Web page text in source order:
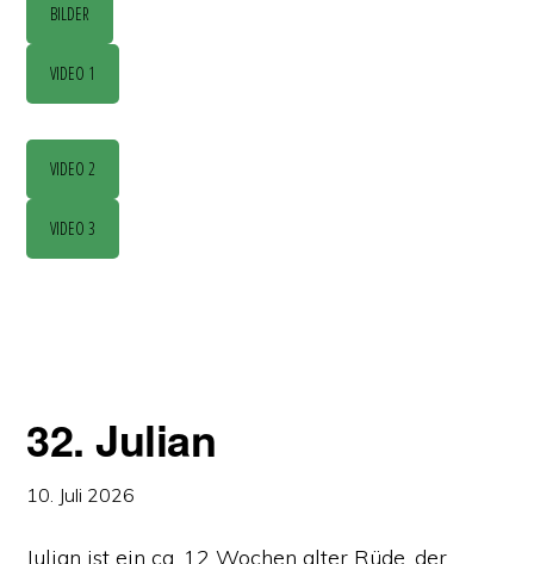
BILDER
VIDEO 1
VIDEO 2
VIDEO 3
32. Julian
10. Juli 2026
Julian ist ein ca. 12 Wochen alter Rüde, der
© 2009–2026 Salvate Canes e.V. |